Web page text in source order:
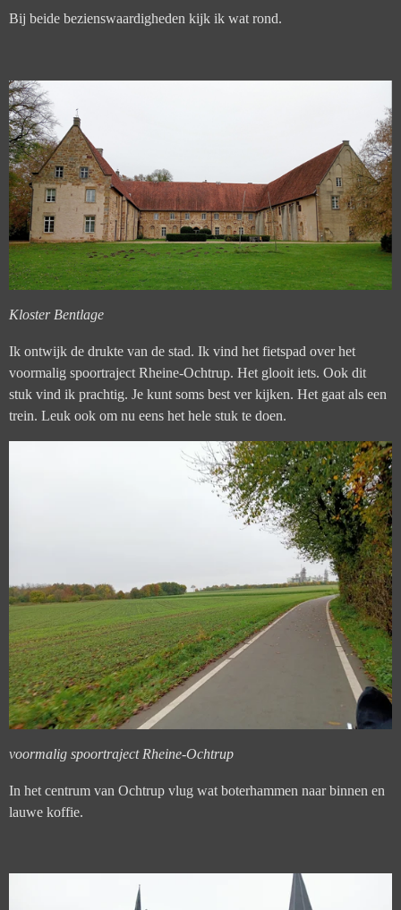
Bij beide bezienswaardigheden kijk ik wat rond.
Kloster Bentlage
Ik ontwijk de drukte van de stad. Ik vind het fietspad over het
voormalig spoortraject Rheine-Ochtrup. Het glooit iets. Ook dit
stuk vind ik prachtig. Je kunt soms best ver kijken. Het gaat als een
trein. Leuk ook om nu eens het hele stuk te doen.
voormalig spoortraject Rheine-Ochtrup
In het centrum van Ochtrup vlug wat boterhammen naar binnen en
lauwe koffie.